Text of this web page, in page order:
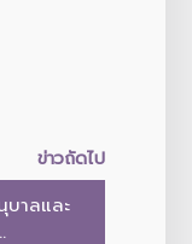
ข่าวถัดไป
บาลและ